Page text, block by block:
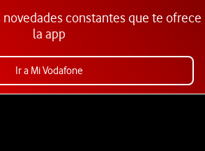
novedades constantes que te ofrece
la app
Ir a Mi Vodafone
sociales de Vodafone